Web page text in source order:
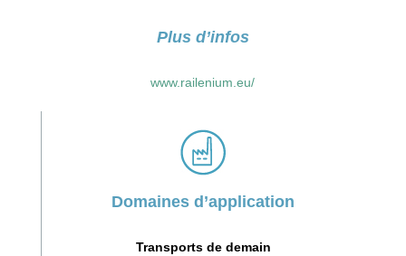
Plus d’infos
www.railenium.eu/
Domaines d’application
Transports de demain